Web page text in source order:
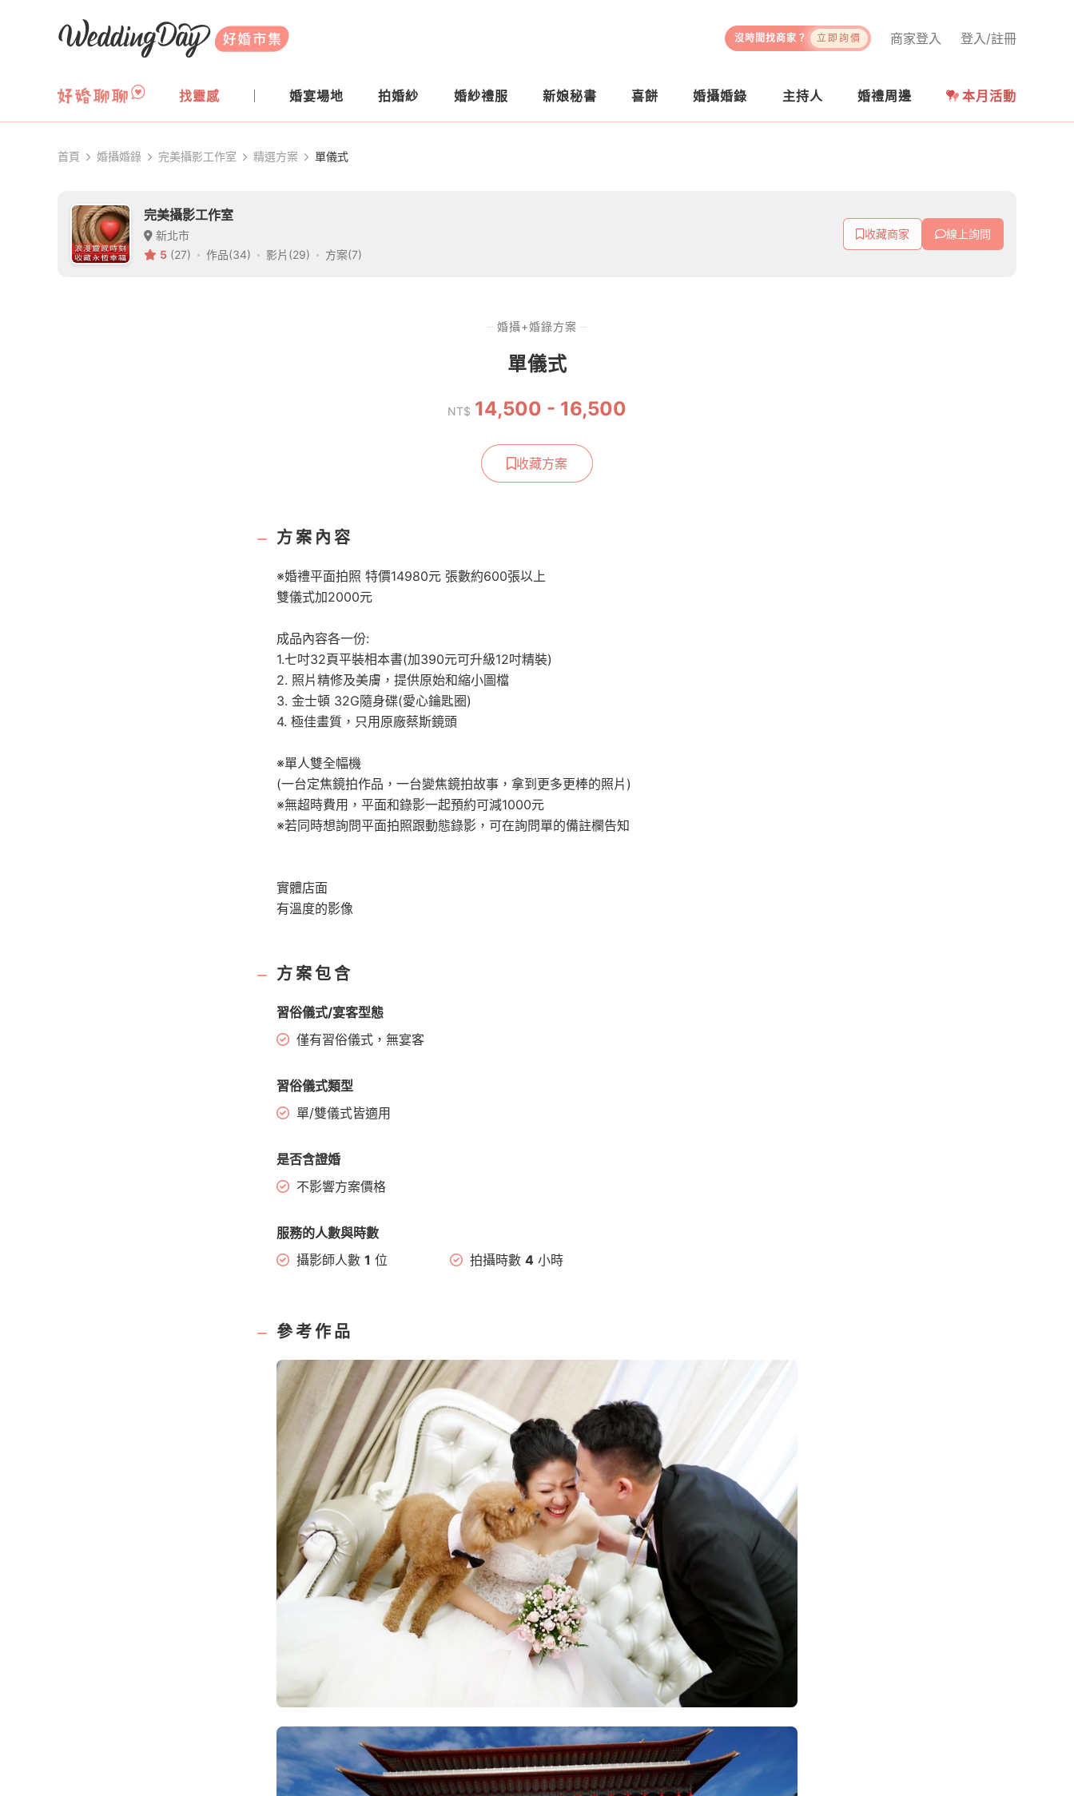
WeddingDay 好婚市集
登入/註冊
商家登入
沒時間找商家？ 立即詢價
找靈感 婚宴場地 拍婚紗 婚紗禮服 新娘秘書 喜餅 婚攝婚錄 主持人 婚禮周邊 本月活動
首頁 婚攝婚錄 完美攝影工作室 精選方案 單儀式
完美攝影工作室
新北市
5 (27) 作品(34) 影片(29) 方案(7)
收藏商家 線上詢問
婚攝+婚錄方案
單儀式
NT$ 14,500 - 16,500
收藏方案
方案內容
※婚禮平面拍照 特價14980元 張數約600張以上
雙儀式加2000元
成品內容各一份:
1.七吋32頁平裝相本書(加390元可升級12吋精裝)
2. 照片精修及美膚，提供原始和縮小圖檔
3. 金士頓 32G隨身碟(愛心鑰匙圈)
4. 極佳畫質，只用原廠蔡斯鏡頭
※單人雙全幅機
(一台定焦鏡拍作品，一台變焦鏡拍故事，拿到更多更棒的照片)
※無超時費用，平面和錄影一起預約可減1000元
※若同時想詢問平面拍照跟動態錄影，可在詢問單的備註欄告知
實體店面
有溫度的影像
方案包含
習俗儀式/宴客型態
僅有習俗儀式，無宴客
習俗儀式類型
單/雙儀式皆適用
是否含證婚
不影響方案價格
服務的人數與時數
攝影師人數 1 位 拍攝時數4 小時
參考作品